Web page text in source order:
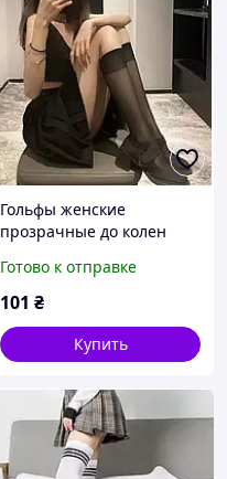
Гольфы женские
прозрачные до колен
эластичные носки в
корейском стиле
Готово к отправке
101 ₴
Купить